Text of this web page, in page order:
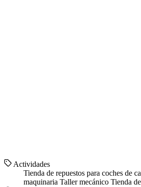
Actividades
Tienda de repuestos para coches de
maquinaria Taller mecánico Tienda